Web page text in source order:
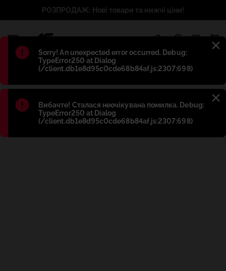
Błąd:
Sorry! An unexpected error occurred. Debug:
TypeError250 at Dialog
(/client.db1e8d95c0cde68b84af.js:2307:698)
Błąd:
Вибачте! Сталася неочікувана помилка. Debug:
TypeError250 at Dialog
(/client.db1e8d95c0cde68b84af.js:2307:698)
РОЗПРОДАЖ: Нові товари та нижчі ціни!